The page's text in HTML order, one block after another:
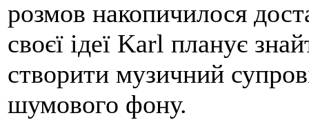
розмов накопичилося
своєї ідеї Karl планує
створити музичний
шумового фону.